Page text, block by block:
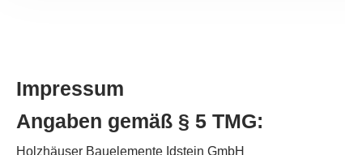
Impressum
Angaben gemäß § 5 TMG:
Holzhäuser Bauelemente Idstein GmbH